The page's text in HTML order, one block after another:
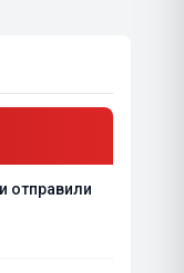
отправили